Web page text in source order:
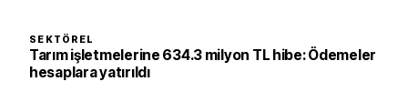
SEKTÖREL
Tarım işletmelerine 634.3 milyon TL hibe: Ödemeler
hesaplara yatırıldı